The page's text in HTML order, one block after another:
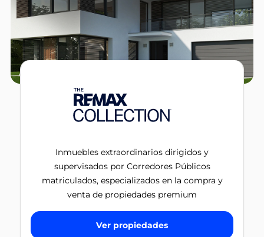
Inmuebles extraordinarios dirigidos y
supervisados por Corredores Públicos
matriculados, especializados en la compra y
venta de propiedades premium
Ver propiedades